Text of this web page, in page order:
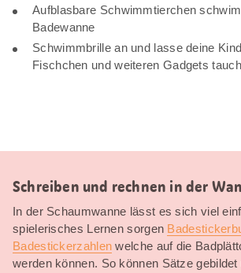
Aufblasbare Schwimmtierchen
Badewanne
Schwimmbrille an und lasse deine
Fischchen und weiteren Gadgets
Schreiben und rechnen in der
In der Schaumwanne lässt es sich viel
spielerisches Lernen sorgen
Badestickerzahlen welche auf die
werden können. So können Sätze gebildet